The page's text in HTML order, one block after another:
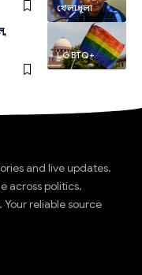
খেলাধূলা
LGBTQ+
and live updates.
across politics,
reliable source